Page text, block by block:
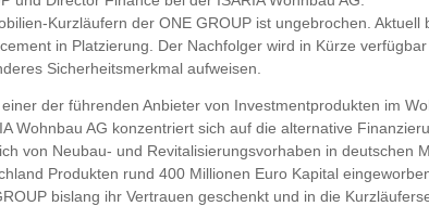
Kurzläufern der ONE GROUP ist ungebrochen. Aktuell
in Platzierung. Der Nachfolger wird in Kürze
Sicherheitsmerkmal aufweisen.
der führenden Anbieter von Investmentprodukten im
Wohnbau AG konzentriert sich auf die alternative
von Neubau- und Revitalisierungsvorhaben in deutschen
Produkten rund 400 Millionen Euro Kapital
bislang ihr Vertrauen geschenkt und in die